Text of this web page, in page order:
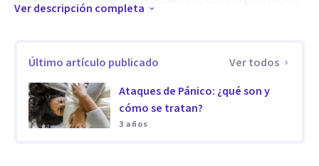
vínculo terapéutico cercano y eficaz, utilizando
herramientas prácticas y metáforas que facilitan la
comprensión y el cambio.
Sus procesos terapéuticos suelen ser eficientes y
Ver descripción completa
Último artículo publicado
Ver todos
Ataques de Pánico: ¿qué son y
cómo se tratan?
3 años